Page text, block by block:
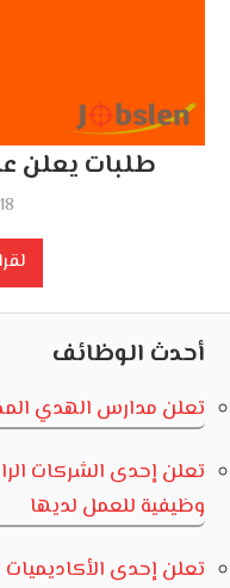
طلبات يعلن
18 مارس، 2021
أحدث الوظائف
تعلن مدارس الهدي
تعلن إحدى الشركات
وظيفية للعمل لديها
تعلن إحدى